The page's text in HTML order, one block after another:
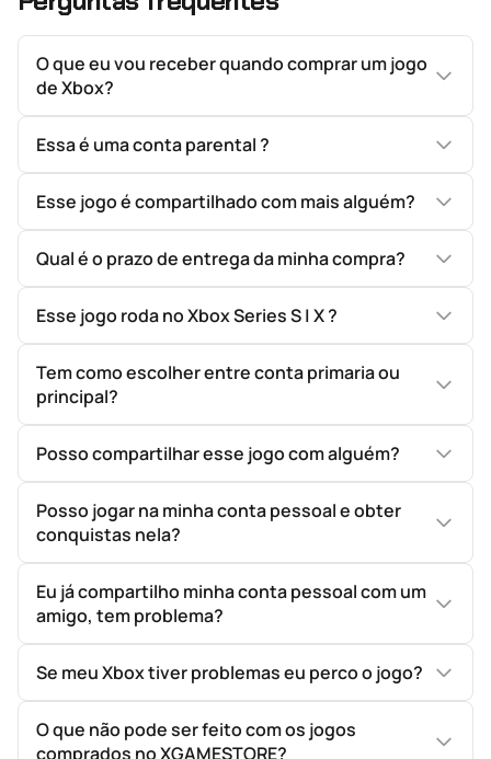
O que eu vou receber quando comprar um jogo
de Xbox?
Essa é uma conta parental ?
Esse jogo é compartilhado com mais alguém?
Qual é o prazo de entrega da minha compra?
Esse jogo roda no Xbox Series S | X ?
Tem como escolher entre conta primaria ou
principal?
Posso compartilhar esse jogo com alguém?
Posso jogar na minha conta pessoal e obter
conquistas nela?
Eu já compartilho minha conta pessoal com um
amigo, tem problema?
Se meu Xbox tiver problemas eu perco o jogo?
O que não pode ser feito com os jogos
comprados no XGAMESTORE?